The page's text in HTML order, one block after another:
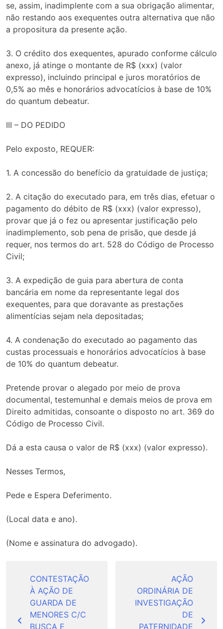
se, assim, inadimplente com a sua obrigação alimentar,
não restando aos exequentes outra alternativa que não
a propositura da presente ação.
3. O crédito dos exequentes, apurado conforme cálculo
anexo, já atinge o montante de R$ (xxx) (valor
expresso), incluindo principal e juros moratórios de
0,5% ao mês e honorários advocatícios à base de 10%
do quantum debeatur.
III – DO PEDIDO
Pelo exposto, REQUER:
1. A concessão do benefício da gratuidade de justiça;
2. A citação do executado para, em três dias, efetuar o
pagamento do débito de R$ (xxx) (valor expresso),
provar que já o fez ou apresentar justificação pelo
inadimplemento, sob pena de prisão, que desde já
requer, nos termos do art. 528 do Código de Processo
Civil;
3. A expedição de guia para abertura de conta
bancária em nome da representante legal dos
exequentes, para que doravante as prestações
alimentícias sejam nela depositadas;
4. A condenação do executado ao pagamento das
custas processuais e honorários advocatícios à base
de 10% do quantum debeatur.
Pretende provar o alegado por meio de prova
documental, testemunhal e demais meios de prova em
Direito admitidas, consoante o disposto no art. 369 do
Código de Processo Civil.
Dá a esta causa o valor de R$ (xxx) (valor expresso).
Nesses Termos,
Pede e Espera Deferimento.
(Local data e ano).
(Nome e assinatura do advogado).
Post
CONTESTAÇÃO
À AÇÃO DE
GUARDA DE
MENORES C/C
BUSCA E
AÇÃO
ORDINÁRIA DE
INVESTIGAÇÃO
DE
PATERNIDADE